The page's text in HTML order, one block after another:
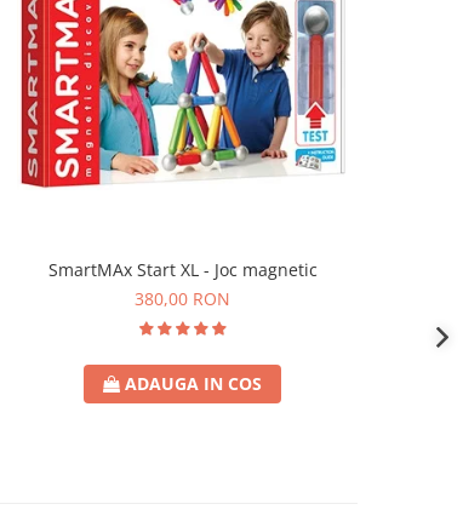
SmartMAx Start XL - Joc magnetic
380,00 RON
ADAUGA IN COS